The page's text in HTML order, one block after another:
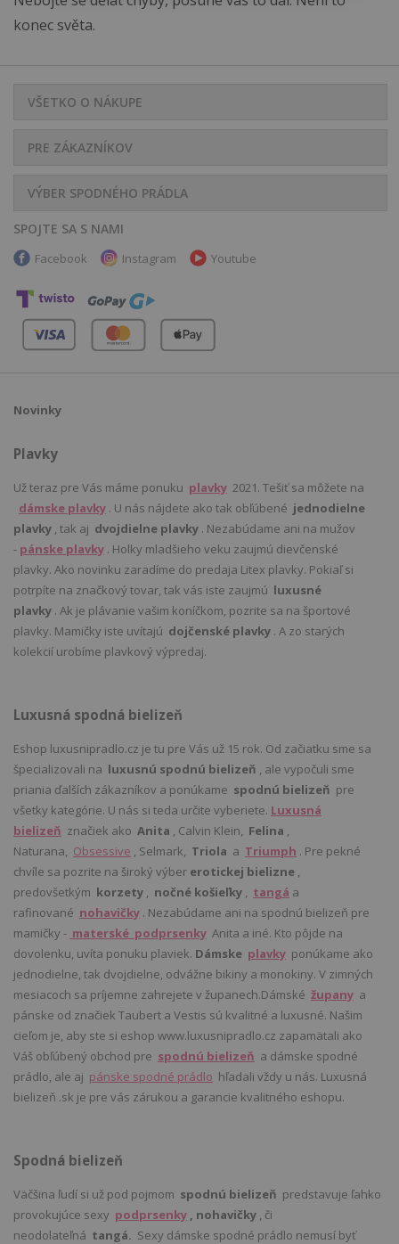
konec světa.
VŠETKO O NÁKUPE
PRE ZÁKAZNÍKOV
VÝBER SPODNÉHO PRÁDLA
SPOJTE SA S NAMI
Facebook Instagram Youtube
Novinky
Plavky
Už teraz pre Vás máme ponuku plavky 2021. Tešiť sa môžete na
dámske plavky . U nás nájdete ako tak obľúbené jednodielne
plavky , tak aj dvojdielne plavky . Nezabúdame ani na mužov
- pánske plavky . Holky mladšieho veku zaujmú dievčenské
plavky. Ako novinku zaradíme do predaja Litex plavky. Pokiaľ si
potrpíte na značkový tovar, tak vás iste zaujmú luxusné
plavky . Ak je plávanie vašim koníčkom, pozrite sa na športové
plavky. Mamičky iste uvítajú dojčenské plavky . A zo starých
kolekcií urobíme plavkový výpredaj.
Luxusná spodná bielizeň
Eshop luxusnipradlo.cz je tu pre Vás už 15 rok. Od začiatku sme sa
špecializovali na luxusnú spodnú bielizeň , ale vypočuli sme
priania ďalších zákazníkov a ponúkame spodnú bielizeň pre
všetky kategórie. U nás si teda určite vyberiete. Luxusná
bielizeň značiek ako Anita , Calvin Klein, Felina ,
Naturana, Obsessive , Selmark, Triola a Triumph . Pre pekné
chvíle sa pozrite na široký výber erotickej bielizne ,
predovšetkým korzety , nočné košieľky , tangá a
rafinované nohavičky . Nezabúdame ani na spodnú bielizeň pre
mamičky - materské podprsenky Anita a iné. Kto pôjde na
dovolenku, uvíta ponuku plaviek. Dámske plavky ponúkame ako
jednodielne, tak dvojdielne, odvážne bikiny a monokiny. V zimných
mesiacoch sa príjemne zahrejete v županech.Dámské župany a
pánske od značiek Taubert a Vestis sú kvalitné a luxusné. Našim
cieľom je, aby ste si eshop www.luxusnipradlo.cz zapamätali ako
Váš obľúbený obchod pre spodnú bielizeň a dámske spodné
prádlo, ale aj pánske spodné prádlo hľadali vždy u nás. Luxusná
bielizeň .sk je pre vás zárukou a garancie kvalitného eshopu.
Spodná bielizeň
Väčšina ľudí si už pod pojmom spodnú bielizeň predstavuje ľahko
provokujúce sexy podprsenky , nohavičky , či
neodolateľná tangá. Sexy dámske spodné prádlo nemusí byť